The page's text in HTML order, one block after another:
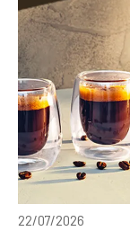
22/07/2026